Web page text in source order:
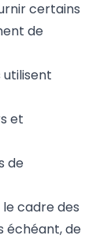
certains
de
utilisent
et
de
cadre des
échéant, de